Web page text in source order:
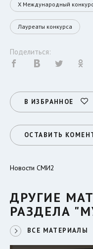
Х Международный
Лауреаты конкурса
Поделиться:
В ИЗБРАННОЕ
ОСТАВИТЬ
Новости СМИ2
ДРУГИЕ
РАЗДЕЛА
ВСЕ МАТЕРИАЛЫ